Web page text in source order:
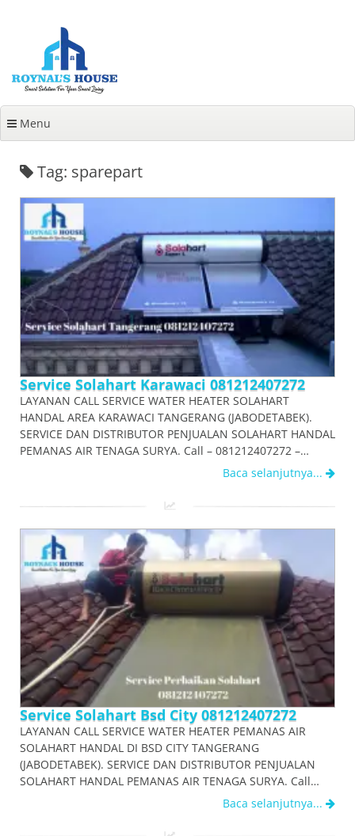
Menu
Tag: sparepart
Service Solahart Karawaci 081212407272
LAYANAN CALL SERVICE WATER HEATER SOLAHART
HANDAL AREA KARAWACI TANGERANG (JABODETABEK).
SERVICE DAN DISTRIBUTOR PENJUALAN SOLAHART HANDAL
PEMANAS AIR TENAGA SURYA. Call – 081212407272 –…
Baca selanjutnya...
Service Solahart Bsd City 081212407272
LAYANAN CALL SERVICE WATER HEATER PEMANAS AIR
SOLAHART HANDAL DI BSD CITY TANGERANG
(JABODETABEK). SERVICE DAN DISTRIBUTOR PENJUALAN
SOLAHART HANDAL PEMANAS AIR TENAGA SURYA. Call…
Baca selanjutnya...